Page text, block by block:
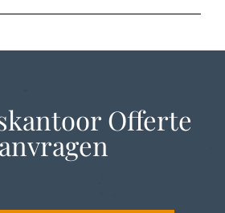
Offerte